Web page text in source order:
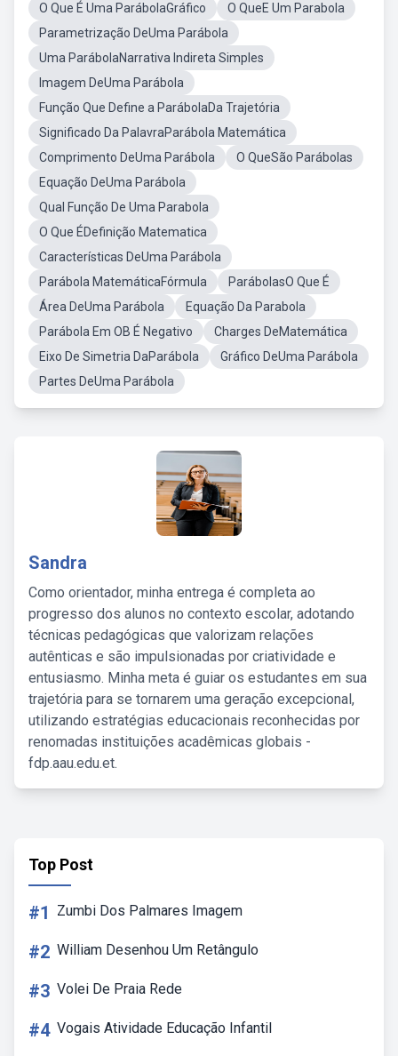
O Que É Uma ParábolaGráfico
O QueE Um Parabola
Parametrização DeUma Parábola
Uma ParábolaNarrativa Indireta Simples
Imagem DeUma Parábola
Função Que Define a ParábolaDa Trajetória
Significado Da PalavraParábola Matemática
Comprimento DeUma Parábola
O QueSão Parábolas
Equação DeUma Parábola
Qual Função De Uma Parabola
O Que ÉDefinição Matematica
Características DeUma Parábola
Parábola MatemáticaFórmula
ParábolasO Que É
Área DeUma Parábola
Equação Da Parabola
Parábola Em OB É Negativo
Charges DeMatemática
Eixo De Simetria DaParábola
Gráfico DeUma Parábola
Partes DeUma Parábola
Sandra
Como orientador, minha entrega é completa ao
progresso dos alunos no contexto escolar, adotando
técnicas pedagógicas que valorizam relações
autênticas e são impulsionadas por criatividade e
entusiasmo. Minha meta é guiar os estudantes em sua
trajetória para se tornarem uma geração excepcional,
utilizando estratégias educacionais reconhecidas por
renomadas instituições acadêmicas globais -
fdp.aau.edu.et.
Top Post
#1 Zumbi Dos Palmares Imagem
#2 William Desenhou Um Retângulo
#3 Volei De Praia Rede
#4 Vogais Atividade Educação Infantil